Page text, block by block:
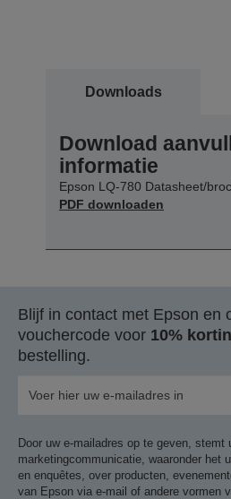
Downloads
Download
informatie
Epson LQ-780 Datasheet/
PDF downloaden
Blijf in contact met Epson en
vouchercode voor 10%
bestelling.
Door uw e-mailadres op te geven,
marketingcommunicatie, waaronder het
en enquêtes, over producten,
van Epson via e-mail of andere vormen